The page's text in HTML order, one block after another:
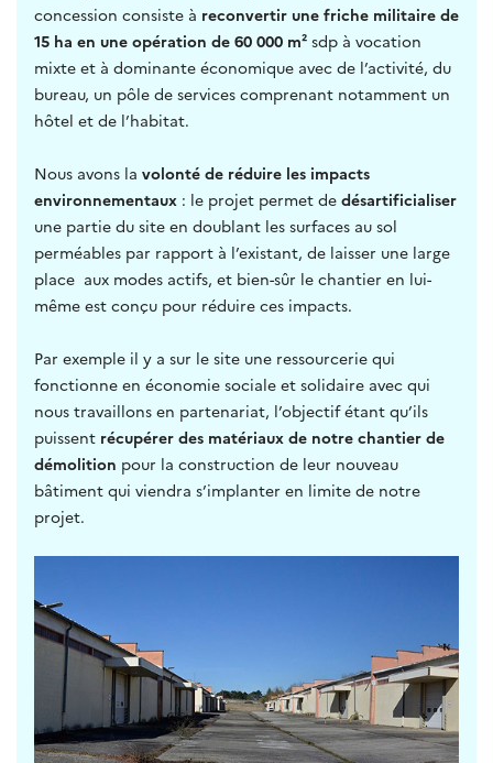
concession consiste à reconvertir une friche militaire de
15 ha en une opération de 60 000 m² sdp à vocation
mixte et à dominante économique avec de l’activité, du
bureau, un pôle de services comprenant notamment un
hôtel et de l’habitat.
Nous avons la volonté de réduire les impacts
environnementaux : le projet permet de désartificialiser
une partie du site en doublant les surfaces au sol
perméables par rapport à l’existant, de laisser une large
place aux modes actifs, et bien-sûr le chantier en lui-
même est conçu pour réduire ces impacts.
Par exemple il y a sur le site une ressourcerie qui
fonctionne en économie sociale et solidaire avec qui
nous travaillons en partenariat, l’objectif étant qu’ils
puissent récupérer des matériaux de notre chantier de
démolition pour la construction de leur nouveau
bâtiment qui viendra s’implanter en limite de notre
projet.